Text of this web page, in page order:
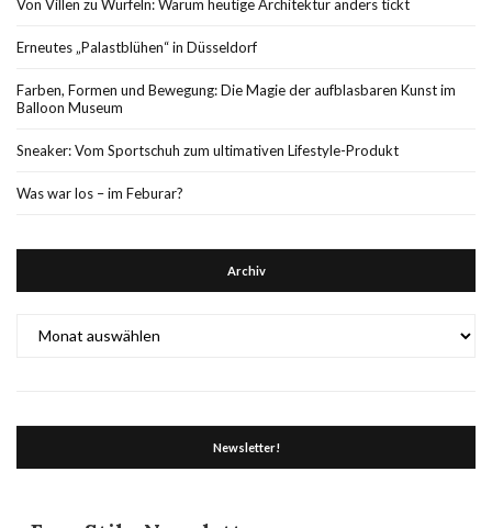
Von Villen zu Würfeln: Warum heutige Architektur anders tickt
Erneutes „Palastblühen“ in Düsseldorf
Farben, Formen und Bewegung: Die Magie der aufblasbaren Kunst im
Balloon Museum
Sneaker: Vom Sportschuh zum ultimativen Lifestyle-Produkt
Was war los – im Feburar?
Archiv
Newsletter!